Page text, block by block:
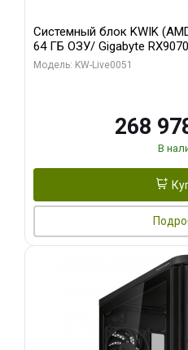
Системный блок KWIK
64 ГБ ОЗУ/ Gigabyte RX9070
256bit 2xDP 2xH/ 960 ГБ SSD)
Модель: KW-Live0051
268
В